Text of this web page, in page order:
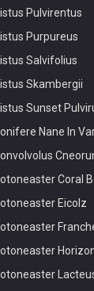
Pulvirentus
Purpureus
Salvifolius
Skambergii
Sunset
Nane In
Coral
Eicolz